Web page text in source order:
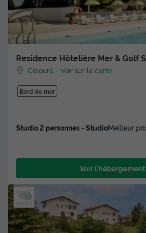
Residence Hôtelière Mer & Golf
Ciboure -Voir sur la carte
Bord de mer
Studio 2 personnes - StudioMeilleur
Voir l'hébergement